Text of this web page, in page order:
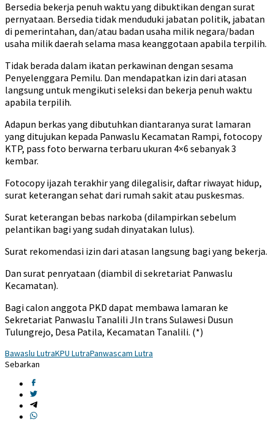
Bersedia bekerja penuh waktu yang dibuktikan dengan surat
pernyataan. Bersedia tidak menduduki jabatan politik, jabatan
di pemerintahan, dan/atau badan usaha milik negara/badan
usaha milik daerah selama masa keanggotaan apabila terpilih.
Tidak berada dalam ikatan perkawinan dengan sesama
Penyelenggara Pemilu. Dan mendapatkan izin dari atasan
langsung untuk mengikuti seleksi dan bekerja penuh waktu
apabila terpilih.
Adapun berkas yang dibutuhkan diantaranya surat lamaran
yang ditujukan kepada Panwaslu Kecamatan Rampi, fotocopy
KTP, pass foto berwarna terbaru ukuran 4×6 sebanyak 3
kembar.
Fotocopy ijazah terakhir yang dilegalisir, daftar riwayat hidup,
surat keterangan sehat dari rumah sakit atau puskesmas.
Surat keterangan bebas narkoba (dilampirkan sebelum
pelantikan bagi yang sudah dinyatakan lulus).
Surat rekomendasi izin dari atasan langsung bagi yang bekerja.
Dan surat penryataan (diambil di sekretariat Panwaslu
Kecamatan).
Bagi calon anggota PKD dapat membawa lamaran ke
Sekretariat Panwaslu Tanalili Jln trans Sulawesi Dusun
Tulungrejo, Desa Patila, Kecamatan Tanalili. (*)
Bawaslu LutraKPU LutraPanwascam Lutra
Sebarkan